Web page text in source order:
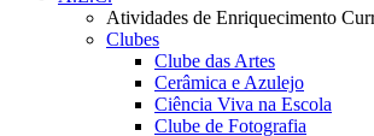
Atividades de Enriquecimento
Clubes
Clube das Artes
Cerâmica e Azulejo
Ciência Viva na Escola
Clube de Fotografia